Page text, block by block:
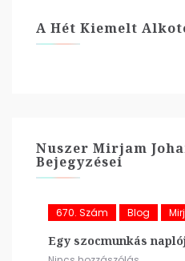
A Hét Kiemelt
Nuszer Mirjam
Bejegyzései
670. Szám Blog
Egy szocmunkás